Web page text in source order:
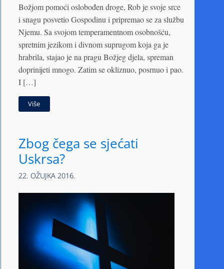
Božjom pomoći oslobođen droge, Rob je svoje srce
i snagu posvetio Gospodinu i pripremao se za službu
Njemu. Sa svojom temperamentnom osobnošću,
spretnim jezikom i divnom suprugom koja ga je
hrabrila, stajao je na pragu Božjeg djela, spreman
doprinijeti mnogo. Zatim se okliznuo, posrnuo i pao.
I […]
Više
Zbog čega se sjećati
Uskrsa?
22. OŽUJKA 2016.